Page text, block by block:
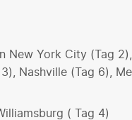
New York City (Tag
Nashville (Tag 6),
( Tag 4)